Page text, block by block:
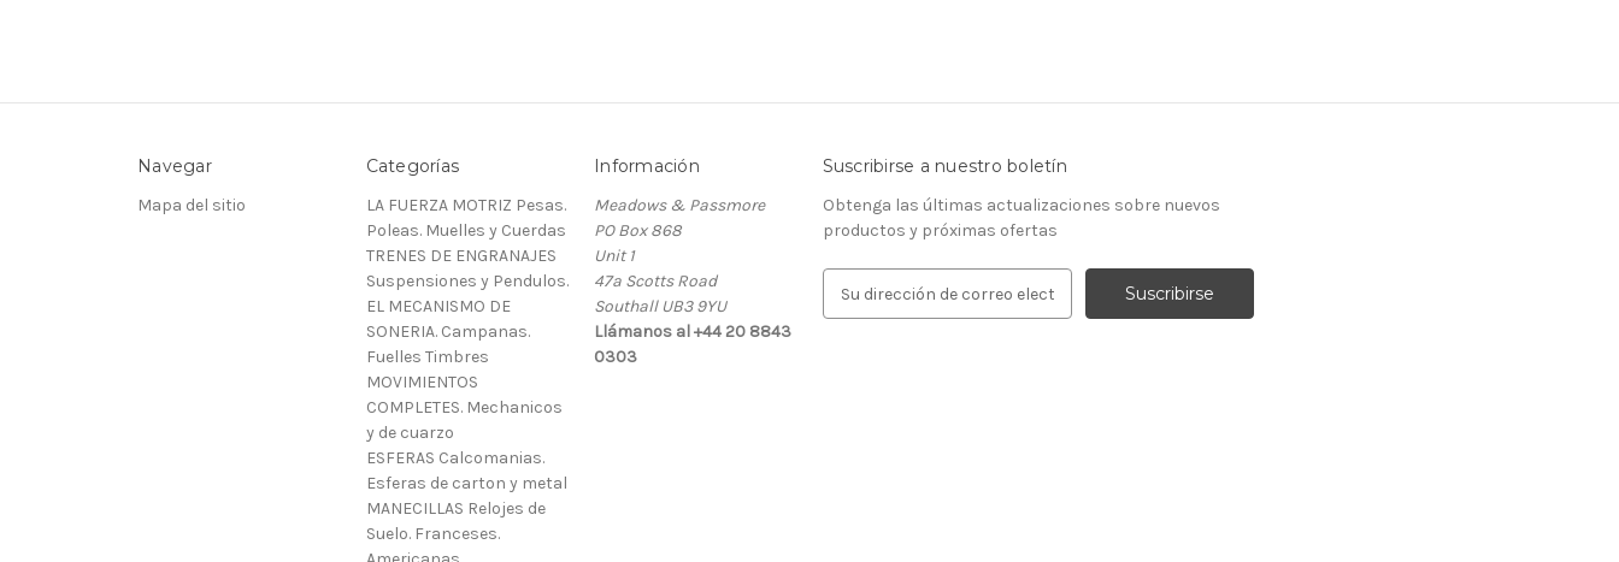
Navegar
Mapa del sitio
Categorías
LA FUERZA MOTRIZ Pesas.
Poleas. Muelles y Cuerdas
TRENES DE ENGRANAJES
Suspensiones y Pendulos.
EL MECANISMO DE
SONERIA. Campanas.
Fuelles Timbres
MOVIMIENTOS
COMPLETES. Mechanicos
y de cuarzo
ESFERAS Calcomanias.
Esferas de carton y metal
MANECILLAS Relojes de
Suelo. Franceses.
Información
Meadows & Passmore
PO Box 868
Unit 1
47a Scotts Road
Southall UB3 9YU
Llámanos al +44 20 8843
0303
Suscribirse a nuestro boletín
Obtenga las últimas actualizaciones sobre nuevos
productos y próximas ofertas